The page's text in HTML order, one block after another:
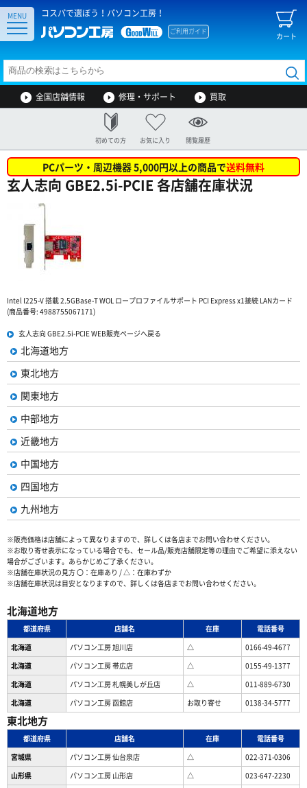
コスパで選ぼう！パソコン工房！
カート
ご利用ガイド
MENU
全国店舗情報 修理・サポート 買取
初めての方 お気に入り 閲覧履歴
PCパーツ・周辺機器 5,000円以上の商品で送料無料
玄人志向 GBE2.5i-PCIE 各店舗在庫状況
Intel I225-V 搭載 2.5GBase-T WOL ロープロファイルサポート PCI Express x1接続 LANカード
(商品番号: 4988755067171)
玄人志向 GBE2.5i-PCIE WEB販売ページへ戻る
北海道地方
東北地方
関東地方
中部地方
近畿地方
中国地方
四国地方
九州地方
※販売価格は店舗によって異なりますので、詳しくは各店までお問い合わせください。
※お取り寄せ表示になっている場合でも、セール品/販売店舗限定等の理由でご希望に添えない
場合がございます。あらかじめご了承ください。
※店舗在庫状況の見方 〇：在庫あり / △：在庫わずか
※店舗在庫状況は目安となりますので、詳しくは各店までお問い合わせください。
北海道地方
都道府県 店舗名 在庫
電話番号
北海道
パソコン工房 旭川店 △
0166-49-4677
北海道
パソコン工房 帯広店 △
0155-49-1377
北海道
パソコン⼯房 札幌美しが丘店 △
011-889-6730
北海道
パソコン工房 函館店 お取り寄せ 0138-34-5777
東北地方
都道府県 店舗名 在庫
電話番号
宮城県
パソコン工房 仙台泉店 △
022-371-0306
山形県
パソコン工房 山形店 △
023-647-2230